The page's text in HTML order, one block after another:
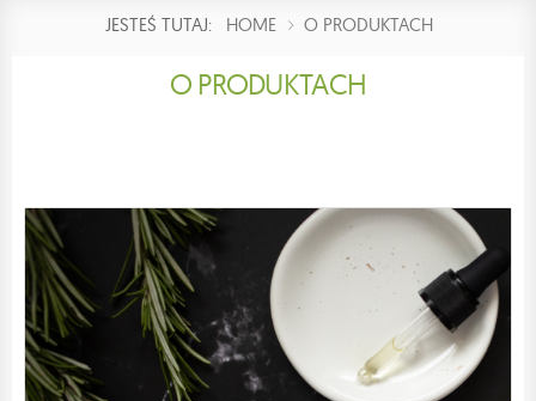
JESTEŚ TUTAJ: HOME O PRODUKTACH
O PRODUKTACH